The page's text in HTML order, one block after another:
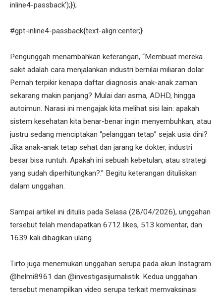
inline4-passback');});
#gpt-inline4-passback{text-align:center;}
Pengunggah menambahkan keterangan, “Membuat mereka
sakit adalah cara menjalankan industri bernilai miliaran dolar.
Pernah terpikir kenapa daftar diagnosis anak-anak zaman
sekarang makin panjang? Mulai dari asma, ADHD, hingga
autoimun. Narasi ini mengajak kita melihat sisi lain: apakah
sistem kesehatan kita benar-benar ingin menyembuhkan, atau
justru sedang menciptakan “pelanggan tetap” sejak usia dini?
Jika anak-anak tetap sehat dan jarang ke dokter, industri
besar bisa runtuh. Apakah ini sebuah kebetulan, atau strategi
yang sudah diperhitungkan?.” Begitu keterangan dituliskan
dalam unggahan.
Sampai artikel ini ditulis pada Selasa (28/04/2026), unggahan
tersebut telah mendapatkan 6712 likes, 513 komentar, dan
1639 kali dibagikan ulang.
Tirto juga menemukan unggahan serupa pada akun Instagram
@helmi8961 dan @investigasijurnalistik. Kedua unggahan
tersebut menampilkan video serupa terkait memvaksinasi